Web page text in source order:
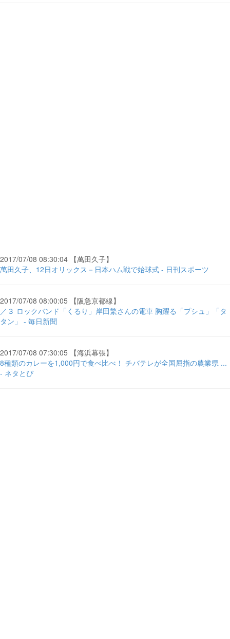
2017/07/08 08:30:04 【萬田久子】
萬田久子、12日オリックス－日本ハム戦で始球式 - 日刊スポーツ
2017/07/08 08:00:05 【阪急京都線】
／３ ロックバンド「くるり」岸田繁さんの電車 胸躍る「プシュ」「タ
タン」 - 毎日新聞
2017/07/08 07:30:05 【海浜幕張】
8種類のカレーを1,000円で食べ比べ！ チバテレが全国屈指の農業県 ...
- ネタとぴ